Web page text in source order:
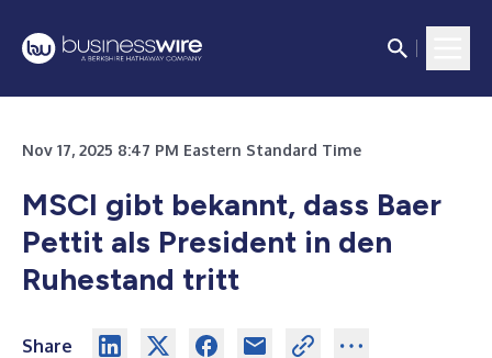
Nov 17, 2025 8:47 PM Eastern Standard Time
MSCI gibt bekannt, dass Baer
Pettit als President in den
Ruhestand tritt
Share